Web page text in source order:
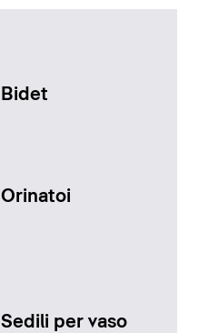
Bidet
Orinatoi
Sedili per vaso